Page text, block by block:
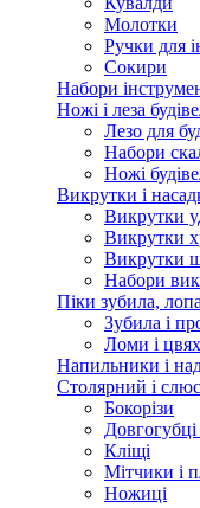
Молотки
Ручки для
Сокири
Набори
Ножі і леза
Лезо для
Набори
Ножі
Викрутки і
Викрутки
Викрутки
Викрутки
Набори
Піки зубила,
Зубила і
Ломи і
Напильники і
Столярний і
Бокорізи
Довгогубці
Кліщі
Мітчики і
Ножиці